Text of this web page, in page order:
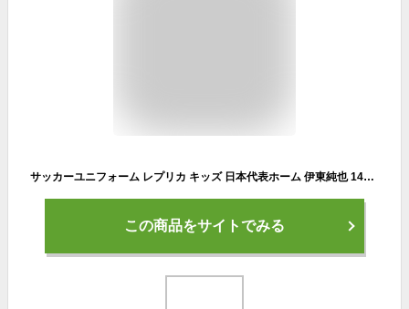
サッカーユニフォーム レプリカ キッズ 日本代表ホーム 伊東純也 140cm新
この商品をサイトでみる